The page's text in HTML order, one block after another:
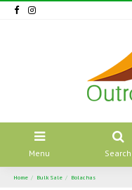
Menu Search
Home Bulk Sale Bolachas